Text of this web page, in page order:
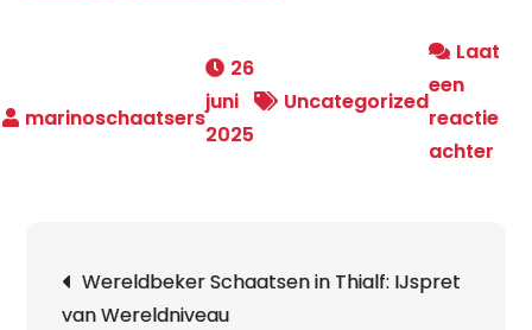
26
juni
2025
Uncategorized
Laat
een
reactie
achter
Wereldbeker Schaatsen in Thialf: IJspret
van Wereldniveau